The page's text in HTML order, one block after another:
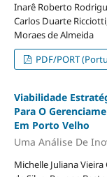
Inarê Roberto
Carlos Duarte
Moraes de Almeida
PDF/PORT
Viabilidade
Para O
Em Porto Velho
Uma Análise De
Michelle Juliana